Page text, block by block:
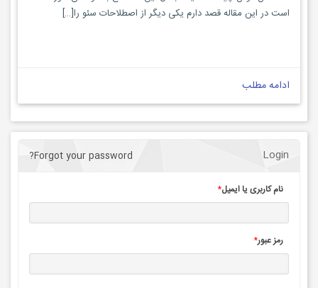
است در این مقاله قصد دارم یکی دیگر از اصطلاحات سئو را[…]
ادامه مطلب
Login
Forgot your password?
نام کاربری یا ایمیل*
رمز عبور*